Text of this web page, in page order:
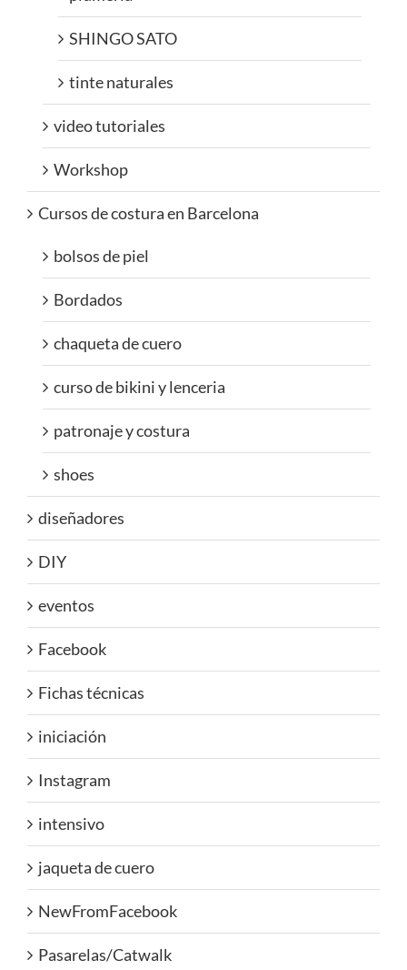
SHINGO SATO
tinte naturales
video tutoriales
Workshop
Cursos de costura en Barcelona
bolsos de piel
Bordados
chaqueta de cuero
curso de bikini y lenceria
patronaje y costura
shoes
diseñadores
DIY
eventos
Facebook
Fichas técnicas
iniciación
Instagram
intensivo
jaqueta de cuero
NewFromFacebook
Pasarelas/Catwalk